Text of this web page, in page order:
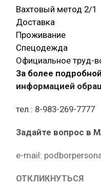
Вахтовый метод 2/1
Доставка
Проживание
Спецодежда
Официальное труд-
За более подробной
информацией
тел.: 8-983-269-7777
Задайте вопрос в
e-mail:
ОТКЛИКНУТЬСЯ